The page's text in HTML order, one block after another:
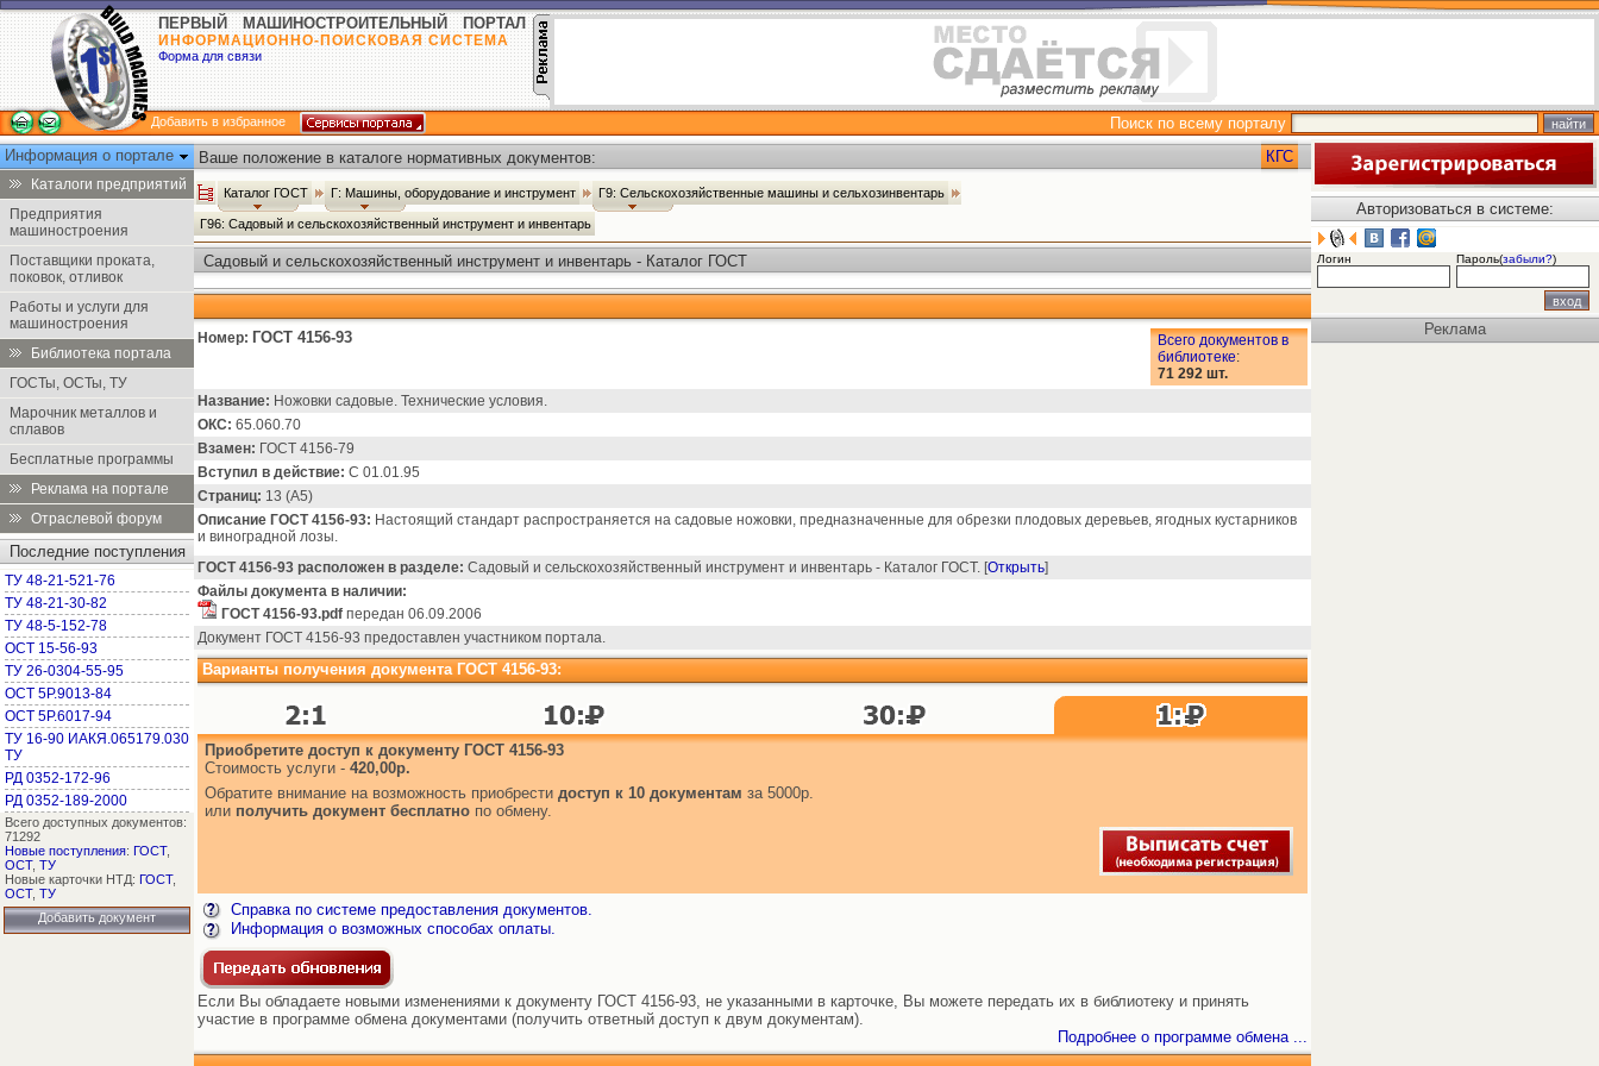
ПЕРВЫЙ МАШИНОСТРОИТЕЛЬНЫЙ ПОРТАЛ
ИНФОРМАЦИОННО-ПОИСКОВАЯ СИСТЕМА
Форма для связи
Добавить в избранное
Поиск по всему порталу
Информация о портале
Каталоги предприятий
Предприятия
машиностроения
Поставщики проката,
поковок, отливок
Работы и услуги для
машиностроения
Библиотека портала
ГОСТы, ОСТы, ТУ
Марочник металлов и
сплавов
Бесплатные программы
Реклама на портале
Отраслевой форум
Последние поступления
ТУ 48-21-521-76
ТУ 48-21-30-82
ТУ 48-5-152-78
ОСТ 15-56-93
ТУ 26-0304-55-95
ОСТ 5Р.9013-84
ОСТ 5Р.6017-94
ТУ 16-90 ИАКЯ.065179.030
ТУ
РД 0352-172-96
РД 0352-189-2000
Всего доступных документов:
71292
Новые поступления: ГОСТ,
ОСТ, ТУ
Новые карточки НТД: ГОСТ,
ОСТ, ТУ
Добавить документ
Ваше положение в каталоге нормативных документов: КГС
Каталог ГОСТ Г: Машины, оборудование и инструмент Г9: Сельскохозяйственные машины и сельхозинвентарь
Г96: Садовый и сельскохозяйственный инструмент и инвентарь
Садовый и сельскохозяйственный инструмент и инвентарь - Каталог ГОСТ
Номер: ГОСТ 4156-93
Всего документов в
библиотеке:
71 292 шт.
Название: Ножовки садовые. Технические условия.
ОКС: 65.060.70
Взамен: ГОСТ 4156-79
Вступил в действие: С 01.01.95
Страниц: 13 (А5)
Описание ГОСТ 4156-93: Настоящий стандарт распространяется на садовые ножовки, предназначенные для обрезки плодовых деревьев, ягодных кустарников
и виноградной лозы.
ГОСТ 4156-93 расположен в разделе: Садовый и сельскохозяйственный инструмент и инвентарь - Каталог ГОСТ. [Открыть]
Файлы документа в наличии:
ГОСТ 4156-93.pdf передан 06.09.2006
Документ ГОСТ 4156-93 предоставлен участником портала.
Варианты получения документа ГОСТ 4156-93:
Приобретите доступ к документу ГОСТ 4156-93
Стоимость услуги - 420,00р.
Обратите внимание на возможность приобрести доступ к 10 документам за 5000р.
или получить документ бесплатно по обмену.
Справка по системе предоставления документов.
Информация о возможных способах оплаты.
Если Вы обладаете новыми изменениями к документу ГОСТ 4156-93, не указанными в карточке, Вы можете передать их в библиотеку и принять
участие в программе обмена документами (получить ответный доступ к двум документам).
Подробнее о программе обмена ...
Авторизоваться в системе:
Логин Пароль(забыли?)
Реклама